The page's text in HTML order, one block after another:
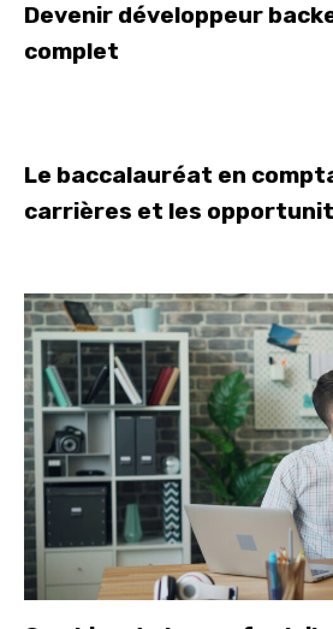
Devenir développeur
complet
Le baccalauréat en
carrières et les